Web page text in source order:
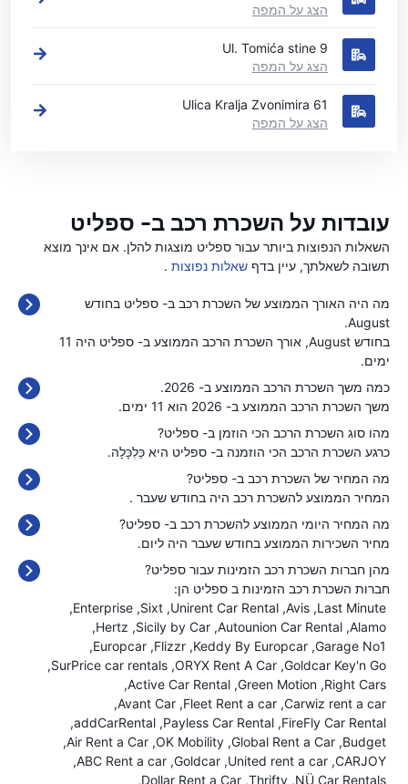
הצג על המפה
Ul. Tomića stine 9
הצג על המפה
Ulica Kralja Zvonimira 61
הצג על המפה
עובדות על השכרת רכב ב- ספליט
השאלות הנפוצות ביותר עבור ספליט מוצגות להלן. אם אינך מוצא
תשובה לשאלתך, עיין בדף שאלות נפוצות .
מה היה האורך הממוצע של השכרת רכב ב- ספליט בחודש
August.
בחודש August, אורך השכרת הרכב הממוצע ב- ספליט היה 11
ימים.
כמה משך השכרת הרכב הממוצע ב- 2026.
משך השכרת הרכב הממוצע ב- 2026 הוא 11 ימים.
מהו סוג השכרת הרכב הכי הוזמן ב- ספליט?
כרגע השכרת הרכב הכי הוזמנה ב- ספליט היא כַּלְכָּלָה.
מה המחיר של השכרת רכב ב- ספליט?
המחיר הממוצע להשכרת רכב היה בחודש שעבר .
מה המחיר היומי הממוצע להשכרת רכב ב- ספליט?
מחיר השכירות הממוצע בחודש שעבר היה ליום.
מהן חברות השכרת רכב הזמינות עבור ספליט?
חברות השכרת רכב הזמינות ב ספליט הן:
Last Minute
Avis
Unirent Car Rental
Sixt
Enterprise
Alamo
Autounion Car Rental
Sicily by Car
Hertz
Garage No1
Keddy By Europcar
Flizzr
Europcar
Goldcar Key'n Go
ORYX Rent A Car
SurPrice car rentals
Right Cars
Green Motion
Active Car Rental
Carwiz rent a car
Fleet Rent a car
Avant Car
FireFly Car Rental
Payless Car Rental
addCarRental
Budget
Global Rent a Car
OK Mobility
Air Rent a Car
CARJOY
United rent a car
Goldcar
ABC Rent a car
NÜ Car Rentals
Thrifty
Dollar Rent a Car